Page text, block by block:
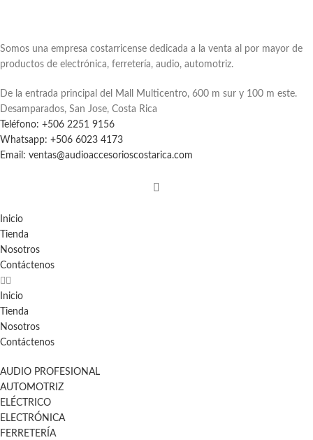
Somos una empresa costarricense dedicada a la venta al por mayor de
productos de electrónica, ferretería, audio, automotriz.
De la entrada principal del Mall Multicentro, 600 m sur y 100 m este.
Desamparados, San Jose, Costa Rica
Teléfono: +506 2251 9156
Whatsapp: +506 6023 4173
Email: ventas@audioaccesorioscostarica.com
Inicio
Tienda
Nosotros
Contáctenos
Inicio
Tienda
Nosotros
Contáctenos
AUDIO PROFESIONAL
AUTOMOTRIZ
ELÉCTRICO
ELECTRÓNICA
FERRETERÍA